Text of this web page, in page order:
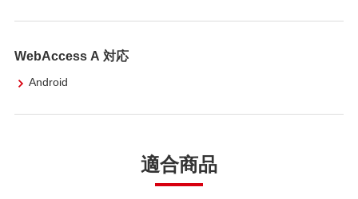
WebAccess A 対応
Android
適合商品